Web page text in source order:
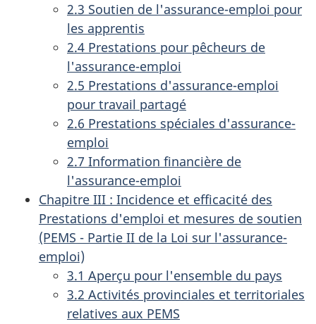
2.3 Soutien de l'assurance-emploi pour
les apprentis
2.4 Prestations pour pêcheurs de
l'assurance-emploi
2.5 Prestations d'assurance-emploi
pour travail partagé
2.6 Prestations spéciales d'assurance-
emploi
2.7 Information financière de
l'assurance-emploi
Chapitre III : Incidence et efficacité des
Prestations d'emploi et mesures de soutien
(PEMS - Partie II de la Loi sur l'assurance-
emploi)
3.1 Aperçu pour l'ensemble du pays
3.2 Activités provinciales et territoriales
relatives aux PEMS